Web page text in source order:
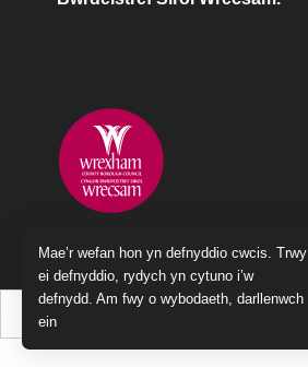
Mae’r wefan hon yn defnyddio cwcis. Trwy
ei defnyddio, rydych yn cytuno i’w
defnydd. Am fwy o wybodaeth, darllenwch
ein